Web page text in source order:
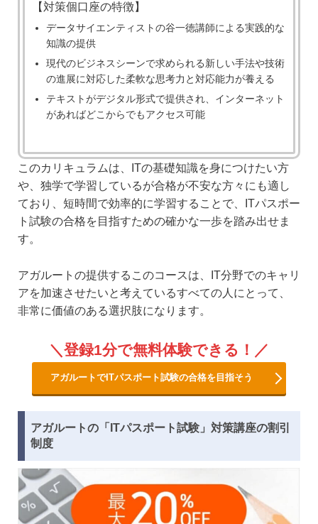
【対策個口座の特徴】
データサイエンティストの谷一徳講師による実践的な
知識の提供
現代のビジネスシーンで求められる新しい手法や技術
の進展に対応した柔軟な思考力と対応能力が養える
テキストがデジタル形式で提供され、インターネット
があればどこからでもアクセス可能
このカリキュラムは、ITの基礎知識を身につけたい方
や、独学で学習しているが合格が不安な方々にも適し
ており、短時間で効率的に学習することで、ITパスポー
ト試験の合格を目指すための確かな一歩を踏み出せま
す。
アガルートの提供するこのコースは、IT分野でのキャリ
アを加速させたいと考えているすべての人にとって、
非常に価値のある選択肢になります。
登録1分で無料体験できる！
アガルートでITパスポート試験の合格を目指そう
アガルートの「ITパスポート試験」対策講座の割引
制度